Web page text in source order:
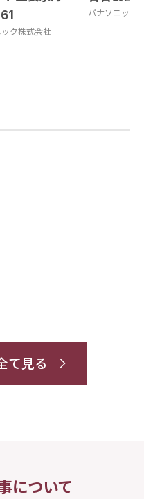
ク株式会社
パナソニック
て見る
について